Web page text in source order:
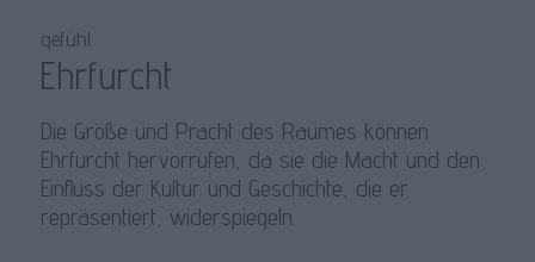
gefühl
Ehrfurcht
Die Größe und Pracht des Raumes können
Ehrfurcht hervorrufen, da sie die Macht und den
Einfluss der Kultur und Geschichte, die er
repräsentiert, widerspiegeln.